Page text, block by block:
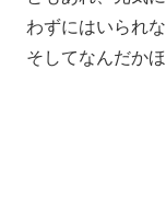
わずにはいられな
そしてなんだか